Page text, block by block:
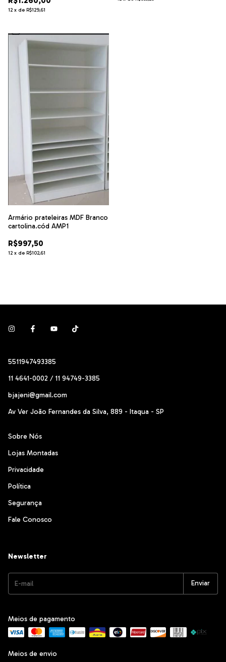
12 x de R$129,61
Armário prateleiras MDF Branco
cartolina.cód AMP1
R$997,50
12 x de R$102,61
5511947493385
11 4641-0002 / 11 94749-3385
bjajeni@gmail.com
Av Ver João Fernandes da Silva, 889 - Itaqua - SP
Sobre Nós
Lojas Montadas
Privacidade
Política
Segurança
Fale Conosco
Newsletter
Meios de pagamento
Meios de envio